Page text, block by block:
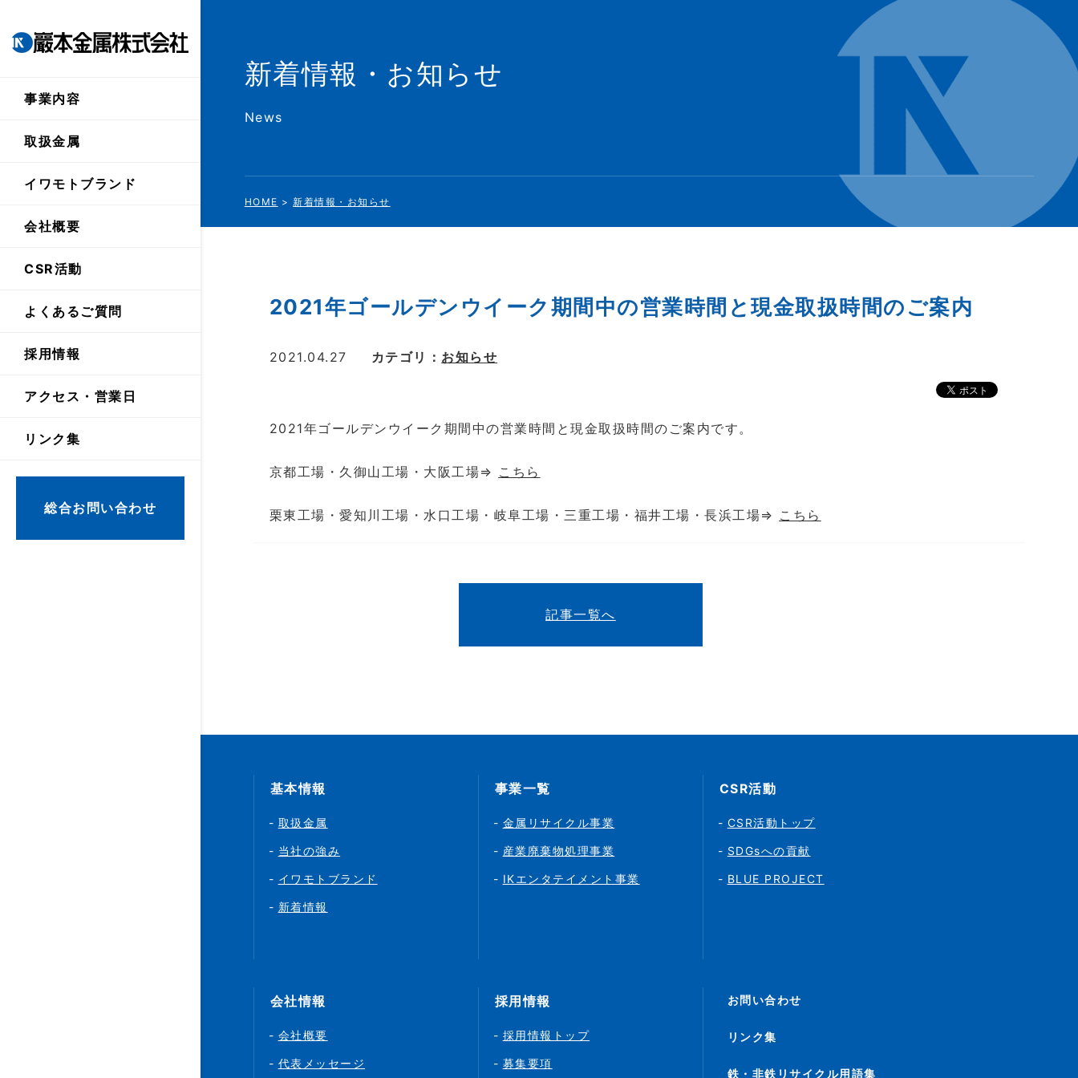
新着情報・お知らせ
News
HOME >新着情報・お知らせ
事業内容
取扱金属
イワモトブランド
会社概要
CSR活動
よくあるご質問
採用情報
アクセス・営業日
リンク集
総合お問い合わせ
方針
合わせはこちら
ス・電話はこちら
2021年ゴールデンウイーク期間中の営業時間と現金取扱時間のご案内
2021.04.27 カテゴリ： お知らせ
2021年ゴールデンウイーク期間中の営業時間と現金取扱時間のご案内です。
京都工場・久御山工場・大阪工場⇒ こちら
栗東工場・愛知川工場・水口工場・岐阜工場・三重工場・福井工場・長浜工場⇒ こちら
記事一覧へ
基本情報
取扱金属
当社の強み
イワモトブランド
新着情報
事業一覧
金属リサイクル事業
産業廃棄物処理事業
IKエンタテイメント事業
CSR活動
CSR活動トップ
SDGsへの貢献
BLUE PROJECT
会社情報
会社概要
代表メッセージ
採用情報
採用情報トップ
募集要項
お問い合わせ
リンク集
鉄・非鉄リサイクル用語集